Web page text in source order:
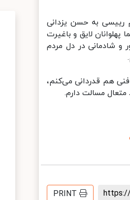
رییسی به حسن یزدانی
لایق و باغیرت
شادمانی در دل مردم
هم قدردانی می‌کنم،
مسالت دارم.
PRINT